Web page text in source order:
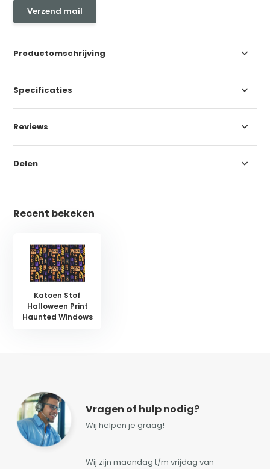
Verzend mail
Productomschrijving
Specificaties
Reviews
Delen
Recent bekeken
Katoen Stof
Halloween Print
Haunted Windows
Vragen of hulp nodig?
Wij helpen je graag!
Wij zijn maandag t/m vrijdag van